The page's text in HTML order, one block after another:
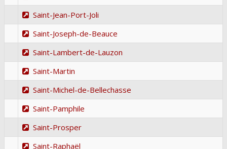
Saint-Jean-Port-Joli
Saint-Joseph-de-Beauce
Saint-Lambert-de-Lauzon
Saint-Martin
Saint-Michel-de-Bellechasse
Saint-Pamphile
Saint-Prosper
Saint-Raphaël